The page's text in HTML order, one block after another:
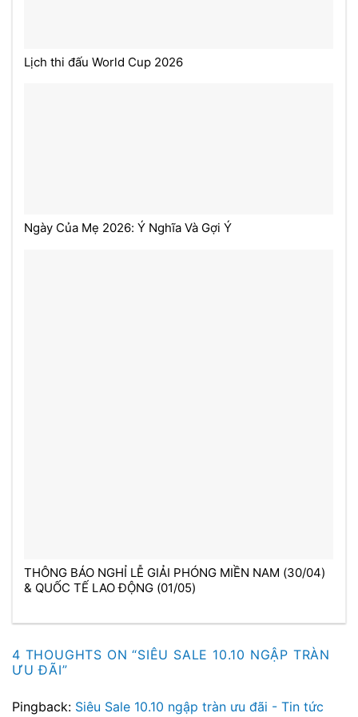
Lịch thi đấu World Cup 2026
Ngày Của Mẹ 2026: Ý Nghĩa Và Gợi Ý
THÔNG BÁO NGHỈ LỄ GIẢI PHÓNG MIỀN NAM (30/04)
& QUỐC TẾ LAO ĐỘNG (01/05)
4 THOUGHTS ON “SIÊU SALE 10.10 NGẬP TRÀN
ƯU ĐÃI”
Pingback: Siêu Sale 10.10 ngập tràn ưu đãi - Tin tức